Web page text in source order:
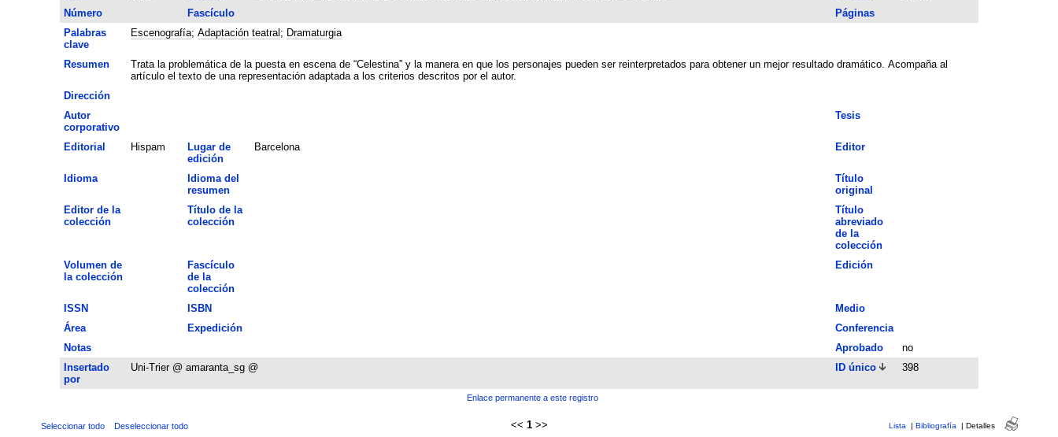
Número
Fascículo
Páginas
Palabras
clave
Escenografía; Adaptación teatral ; Dramaturgia
Resumen
Trata la problemática de la puesta en escena de “Celestina” y la manera en que los personajes pueden ser reinterpretados para obtener un mejor resultado dramático. Acompaña al
artículo el texto de una representación adaptada a los criterios descritos por el autor.
Dirección
Autor
corporativo
Tesis
Editorial Hispam
Lugar de
edición
Barcelona Editor
Idioma
Idioma del
resumen
Título
original
Editor de la
colección
Título de la
colección
Título
abreviado
de la
colección
Volumen de
la colección
Fascículo
de la
colección
Edición
ISSN ISBN
Medio
Área
Expedición
Conferencia
Notas
Aprobado
no
Insertado
por
Uni-Trier @ amaranta_sg @ ID único 398
Enlace permanente a este registro
Seleccionar todo Deseleccionar todo << 1 >> Lista | Bibliografía | Detalles